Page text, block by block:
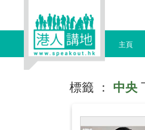
主頁
標籤 ： 中央